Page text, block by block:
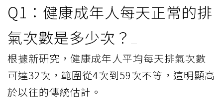
Q1：健康成年人每天正常的排
氣次數是多少次？
根據新研究，健康成年人平均每天排氣次數
可達32次，範圍從4次到59次不等，這明顯高
於以往的傳統估計。